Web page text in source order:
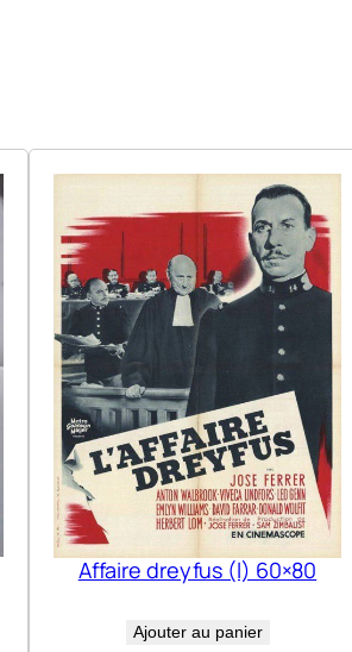
Affaire dreyfus (l) 60×80
Ajouter au panier